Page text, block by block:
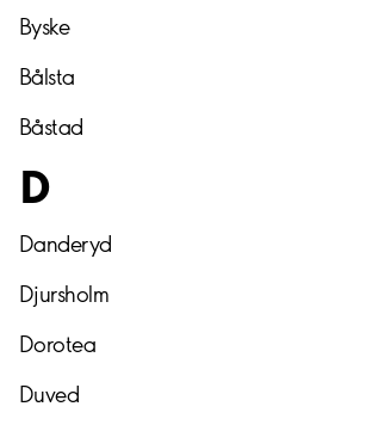
Byske
Bålsta
Båstad
D
Danderyd
Djursholm
Dorotea
Duved